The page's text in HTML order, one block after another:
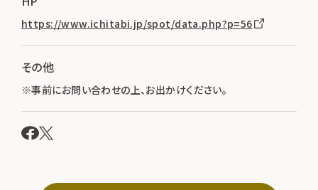
https://www.ichitabi.jp/spot/data.php?p=56
その他
※事前にお問い合わせの上、お出かけください。